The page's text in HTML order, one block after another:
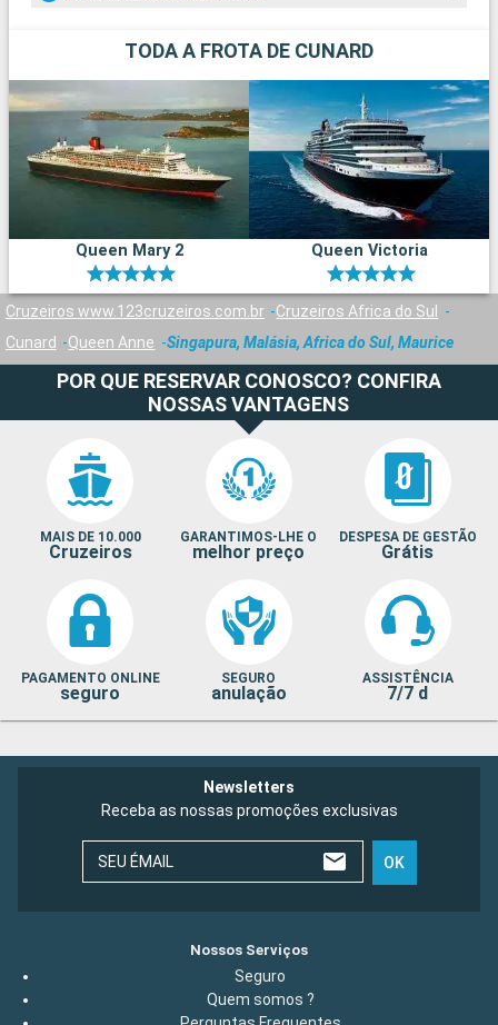
TODA A FROTA DE CUNARD
Queen Mary 2 Queen Victoria
Cruzeiros www.123cruzeiros.com.br
Cruzeiros Africa do Sul
Cunard
Queen Anne Singapura, Malásia, Africa do Sul, Maurice
POR QUE RESERVAR CONOSCO? CONFIRA
NOSSAS VANTAGENS
MAIS DE 10.000
Cruzeiros
GARANTIMOS-LHE O
melhor preço
DESPESA DE GESTÃO
Grátis
PAGAMENTO ONLINE
seguro
SEGURO
anulação
ASSISTÊNCIA
7/7 d
Newsletters
Receba as nossas promoções exclusivas
SEU ÉMAIL OK
Nossos Serviços
Seguro
Quem somos ?